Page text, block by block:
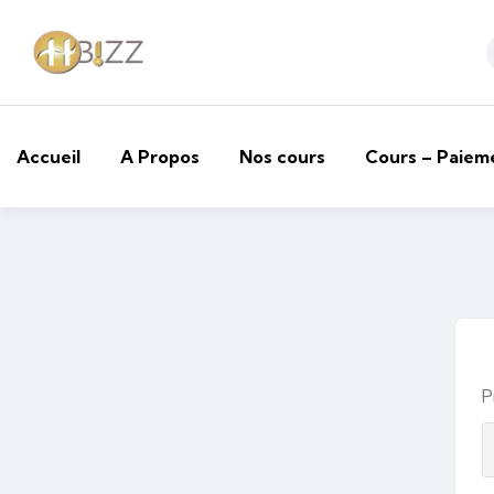
Accueil A Propos Nos cours Cours –